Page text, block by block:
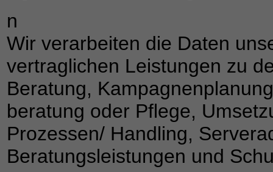
n
Wir verarbeiten die Daten
vertraglichen Leistungen zu
Beratung,
beratung oder Pflege,
Prozessen/ Handling,
Beratungsleistungen und